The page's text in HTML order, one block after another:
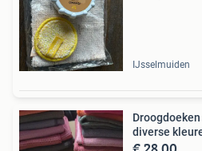
IJsselmuiden
diverse